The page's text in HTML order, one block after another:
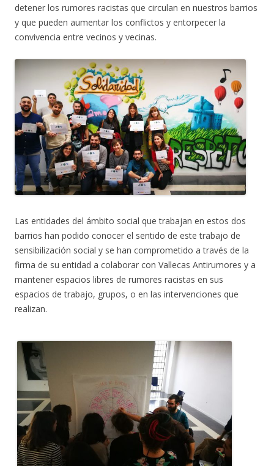
detener los rumores racistas que circulan en nuestros barrios
y que pueden aumentar los conflictos y entorpecer la
convivencia entre vecinos y vecinas.
Las entidades del ámbito social que trabajan en estos dos
barrios han podido conocer el sentido de este trabajo de
sensibilización social y se han comprometido a través de la
firma de su entidad a colaborar con Vallecas Antirumores y a
mantener espacios libres de rumores racistas en sus
espacios de trabajo, grupos, o en las intervenciones que
realizan.